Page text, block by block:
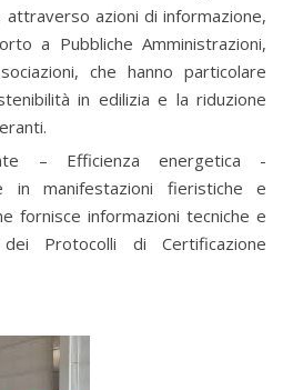
azioni di informazione,
a Pubbliche Amministrazioni,
che hanno particolare
in edilizia e la riduzione
– Efficienza energetica -
in manifestazioni fieristiche e
fornisce informazioni tecniche e
dei Protocolli di Certificazione